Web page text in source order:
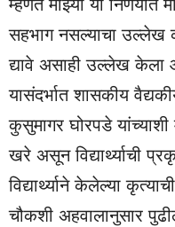
म्हणत माझ्या या निर्णयात
सहभाग नसल्याचा उल्लेख
द्यावे असाही उल्लेख केला
यासंदर्भात शासकीय
कुसुमागर घोरपडे
खरे असून विद्यार्थ्याची
विद्यार्थ्याने केलेल्या
चौकशी अहवालानुसार